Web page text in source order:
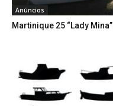
Anúncios
Martinique 25 “Lady Mina”